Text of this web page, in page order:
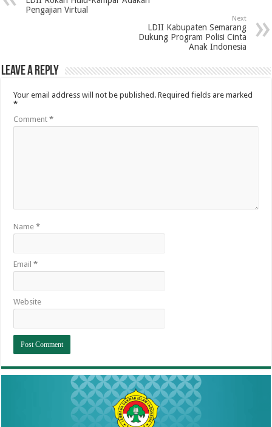
Pengajian Virtual
Next
LDII Kabupaten Semarang
Dukung Program Polisi Cinta
Anak Indonesia
Leave a Reply
Your email address will not be published. Required fields are marked
*
Comment*
Name*
Email*
Website